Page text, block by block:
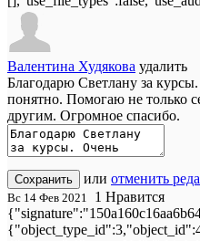
Валентина Худякова удалить
Благодарю Светлану за
понятно. Помогаю не только
другим. Огромное спасибо.
Сохранить или отменить
Вс 14 Фев 2021 1 Нравится